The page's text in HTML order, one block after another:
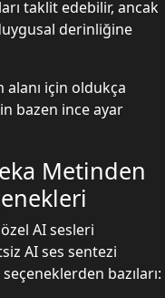
taklit edebilir, ancak
derinliğine
alanı için oldukça
bazen ince ayar
Metinden
AI sesleri
AI ses sentezi
bazıları: